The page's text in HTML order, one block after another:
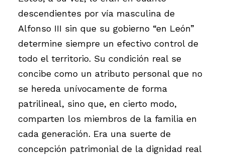
descendientes por vía masculina de
Alfonso III sin que su gobierno “en León”
determine siempre un efectivo control de
todo el territorio. Su condición real se
concibe como un atributo personal que no
se hereda unívocamente de forma
patrilineal, sino que, en cierto modo,
comparten los miembros de la familia en
cada generación. Era una suerte de
concepción patrimonial de la dignidad real